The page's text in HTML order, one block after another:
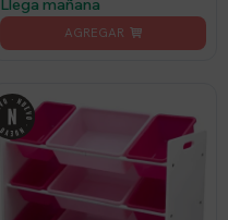
Llega mañana